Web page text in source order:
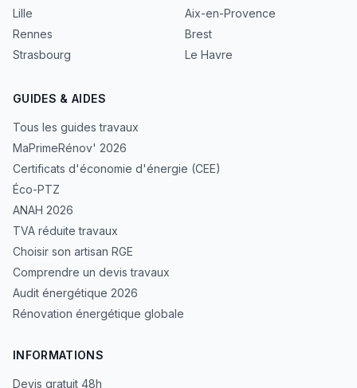
Lille
Rennes
Strasbourg
Aix-en-Provence
Brest
Le Havre
GUIDES & AIDES
Tous les guides travaux
MaPrimeRénov' 2026
Certificats d'économie d'énergie (CEE)
Éco-PTZ
ANAH 2026
TVA réduite travaux
Choisir son artisan RGE
Comprendre un devis travaux
Audit énergétique 2026
Rénovation énergétique globale
INFORMATIONS
Devis gratuit 48h